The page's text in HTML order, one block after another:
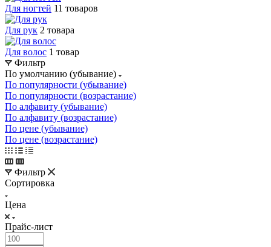
Для ногтей 11 товаров
Для рук 2 товара
Для волос 1 товар
Фильтр
По умолчанию (убывание)
По популярности (убывание)
По популярности (возрастание)
По алфавиту (убывание)
По алфавиту (возрастание)
По цене (убывание)
По цене (возрастание)
Фильтр
Сортировка
Цена
Прайс-лист